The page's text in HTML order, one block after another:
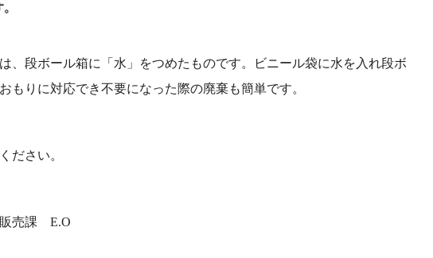
、段ボール箱に「水」をつめたものです。ビニール袋に水を入れ段ボ
もりに対応でき不要になった際の廃棄も簡単です。
ださい。
売課 E.O